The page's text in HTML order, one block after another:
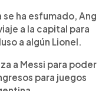
se ha esfumado, Ang
a la capital para
a algún Lionel.
a Messi para poder
para juegos